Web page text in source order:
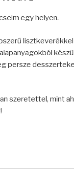
egy helyen.
lisztkeverékkel
persze
szeretettel, mint